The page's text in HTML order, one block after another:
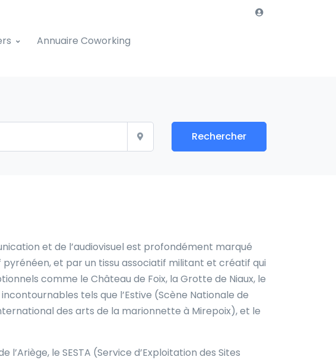
Annuaire Coworking
Rechercher
et de l’audiovisuel est profondément marqué
et par un tissu associatif militant et créatif qui
comme le Château de Foix, la Grotte de Niaux, le
tels que l’Estive (Scène Nationale de
des arts de la marionnette à Mirepoix), et le
le SESTA (Service d’Exploitation des Sites